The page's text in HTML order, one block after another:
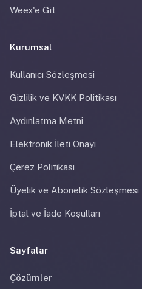
Weex'e Git
Kurumsal
Kullanıcı Sözleşmesi
Gizlilik ve KVKK Politikası
Aydınlatma Metni
Elektronik İleti Onayı
Çerez Politikası
Üyelik ve Abonelik Sözleşmesi
İptal ve İade Koşulları
Sayfalar
Çözümler